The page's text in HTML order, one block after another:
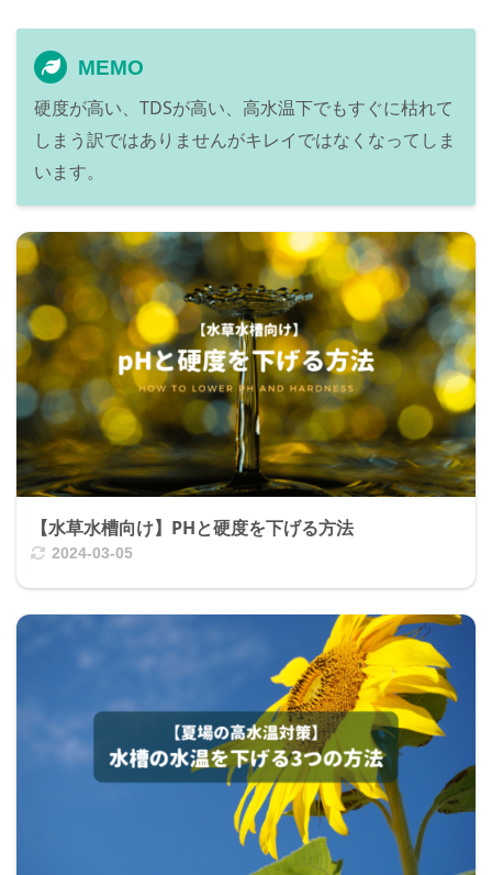
MEMO
硬度が高い、TDSが高い、高水温下でもすぐに枯れて
しまう訳ではありませんがキレイではなくなってしま
います。
【水草水槽向け】PHと硬度を下げる方法
2024-03-05